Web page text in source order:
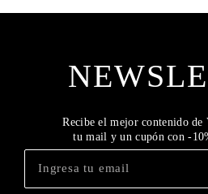
Recibe el mejor contenido de
tu mail y un cupón con -